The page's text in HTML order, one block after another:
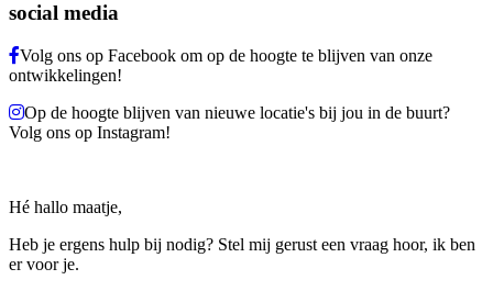
social media
Volg ons op Facebook om op de hoogte te blijven van onze
ontwikkelingen!
Op de hoogte blijven van nieuwe locatie's bij jou in de buurt?
Volg ons op Instagram!
Hé hallo maatje,
Heb je ergens hulp bij nodig? Stel mij gerust een vraag hoor, ik ben
er voor je.